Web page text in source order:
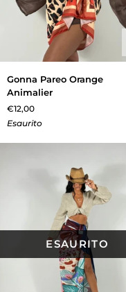
Gonna
Pareo
Orange
Animalier
Gonna Pareo Orange
Animalier
€12,00
Esaurito
ESAURITO